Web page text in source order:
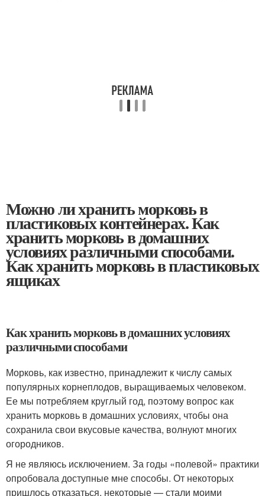
Можно ли хранить морковь в
пластиковых контейнерах. Как
хранить морковь в домашних
условиях различными способами.
Как хранить морковь в пластиковых
ящиках
Как хранить морковь в домашних условиях
различными способами
Морковь, как известно, принадлежит к числу самых
популярных корнеплодов, выращиваемых человеком.
Ее мы потребляем круглый год, поэтому вопрос как
хранить морковь в домашних условиях, чтобы она
сохранила свои вкусовые качества, волнуют многих
огородников.
Я не являюсь исключением. За годы «полевой» практики
опробовала доступные мне способы. От некоторых
пришлось отказаться, некоторые — стали моими